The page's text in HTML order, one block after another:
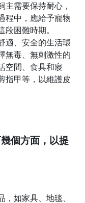
主需要保持耐心，
程中，應給予寵物
段困難時期。
適、安全的生活環
無毒、無刺激性的
空間、食具和寢
指甲等，以維護皮
個方面，以提
如家具、地毯、